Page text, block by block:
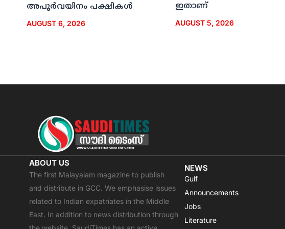
അപൂര്‍വയിനം പക്ഷികള്‍
AUGUST 6, 2026
ഇതാണ്
AUGUST 5, 2026
ABOUT US
The first Malayalam magazine to publish
and distribute in GCC. We emphasise issues
related to Indian expatriates in the Middle
East. In addition to news distribution through
NEWS
Gulf
Announcements
Jobs
Literature